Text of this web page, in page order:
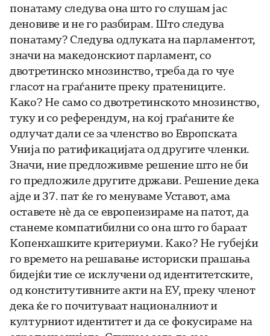
понатаму следува она што го слушам јас
деновиве и не го разбирам. Што следува
понатаму? Следува одлуката на парламентот,
значи на македонскиот парламент, со
двотретинско мнозинство, треба да го чуе
гласот на граѓаните преку пратениците.
Како? Не само со двотретинското мнозинство,
туку и со референдум, на кој граѓаните ќе
одлучат дали се за членство во Европската
Унија по ратификацијата од другите членки.
Значи, ние предложивме решение што не би
го предложиле другите држави. Решение дека
ајде и 37. пат ќе го менуваме Уставот, ама
оставете нѐ да се европеизираме на патот, да
станеме компатибилни со она што го бараат
Копенхашките критериуми. Како? Не губејќи
го времето на решавање историски прашања
бидејќи тие се исклучени од идентитетските,
од конститутивните акти на ЕУ, преку членот
дека ќе го почитуваат националниот и
културниот идентитет и да се фокусираме на